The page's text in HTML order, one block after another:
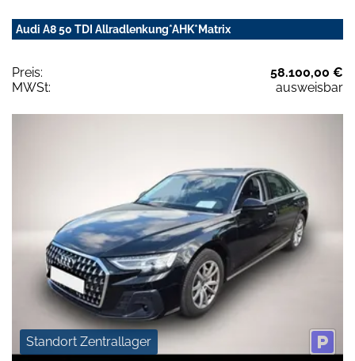
Audi A8 50 TDI Allradlenkung*AHK*Matrix
Preis:
58.100,00 €
MWSt:
ausweisbar
Standort Zentrallager